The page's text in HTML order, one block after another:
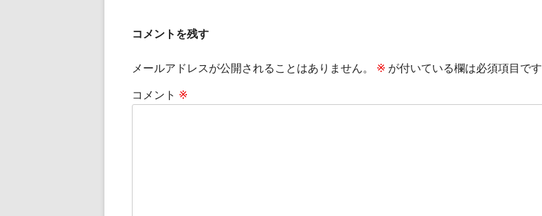
ナ
ゲ
コメントを残す
メールアドレスが公開されることはありません。 ※ が付いている欄は必須項目です
コメント ※